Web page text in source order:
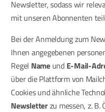
Newsletter, sodass wir
mit unseren Abonnenten
Bei der Anmeldung zum
Ihnen angegebenen
Regel Nameund E-Mail-
über die Plattform von
Cookies und ähnliche
Newsletterzu messen, z. B.